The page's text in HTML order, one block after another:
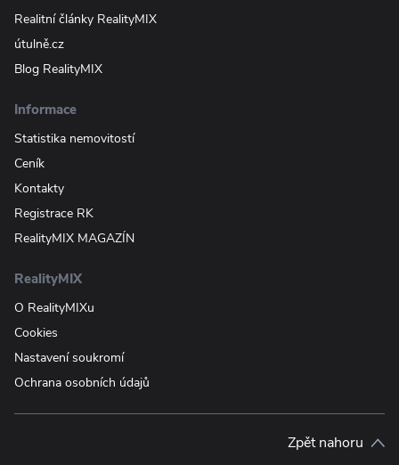
Realitní články RealityMIX
útulně.cz
Blog RealityMIX
Informace
Statistika nemovitostí
Ceník
Kontakty
Registrace RK
RealityMIX MAGAZÍN
RealityMIX
O RealityMIXu
Cookies
Nastavení soukromí
Ochrana osobních údajů
Zpět nahoru